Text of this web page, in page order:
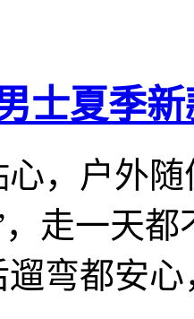
士夏季
，户外
，走一天
弯都安